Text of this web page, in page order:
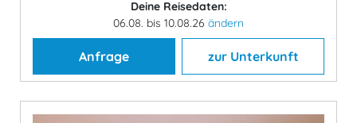
Deine Reisedaten:
06.08. bis 10.08.26 ändern
Anfrage zur Unterkunft